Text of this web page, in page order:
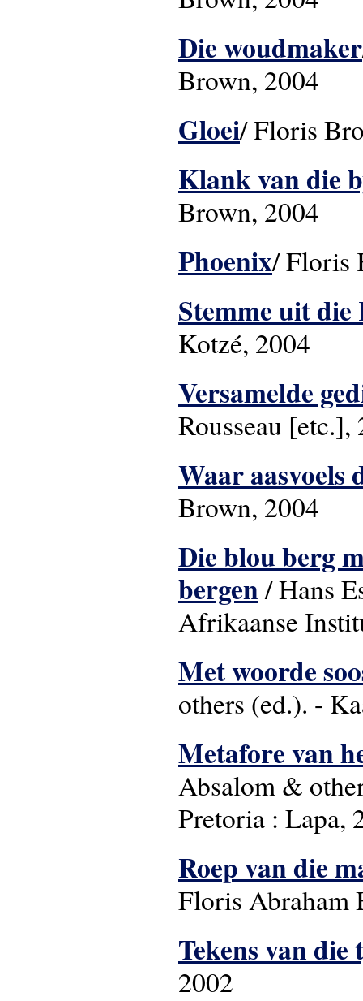
Die woudmaker
Brown, 2004
Gloei/ Floris
Klank van die
Brown, 2004
Phoenix/ Floris
Stemme uit
Kotzé,
Versamelde
Rousseau [etc.],
Waar aasvoels
Brown, 2004
Die blou berg
bergen/ Hans
Afrikaanse
Met woorde
others (ed.). -
Metafore van
Absalom &
Pretoria : Lapa,
Roep van die
Floris Abraham
Tekens van die
2002